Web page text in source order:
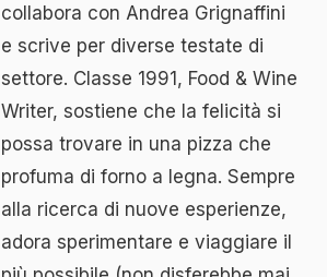
collabora con Andrea Grignaffini
e scrive per diverse testate di
settore. Classe 1991, Food & Wine
Writer, sostiene che la felicità si
possa trovare in una pizza che
profuma di forno a legna. Sempre
alla ricerca di nuove esperienze,
adora sperimentare e viaggiare il